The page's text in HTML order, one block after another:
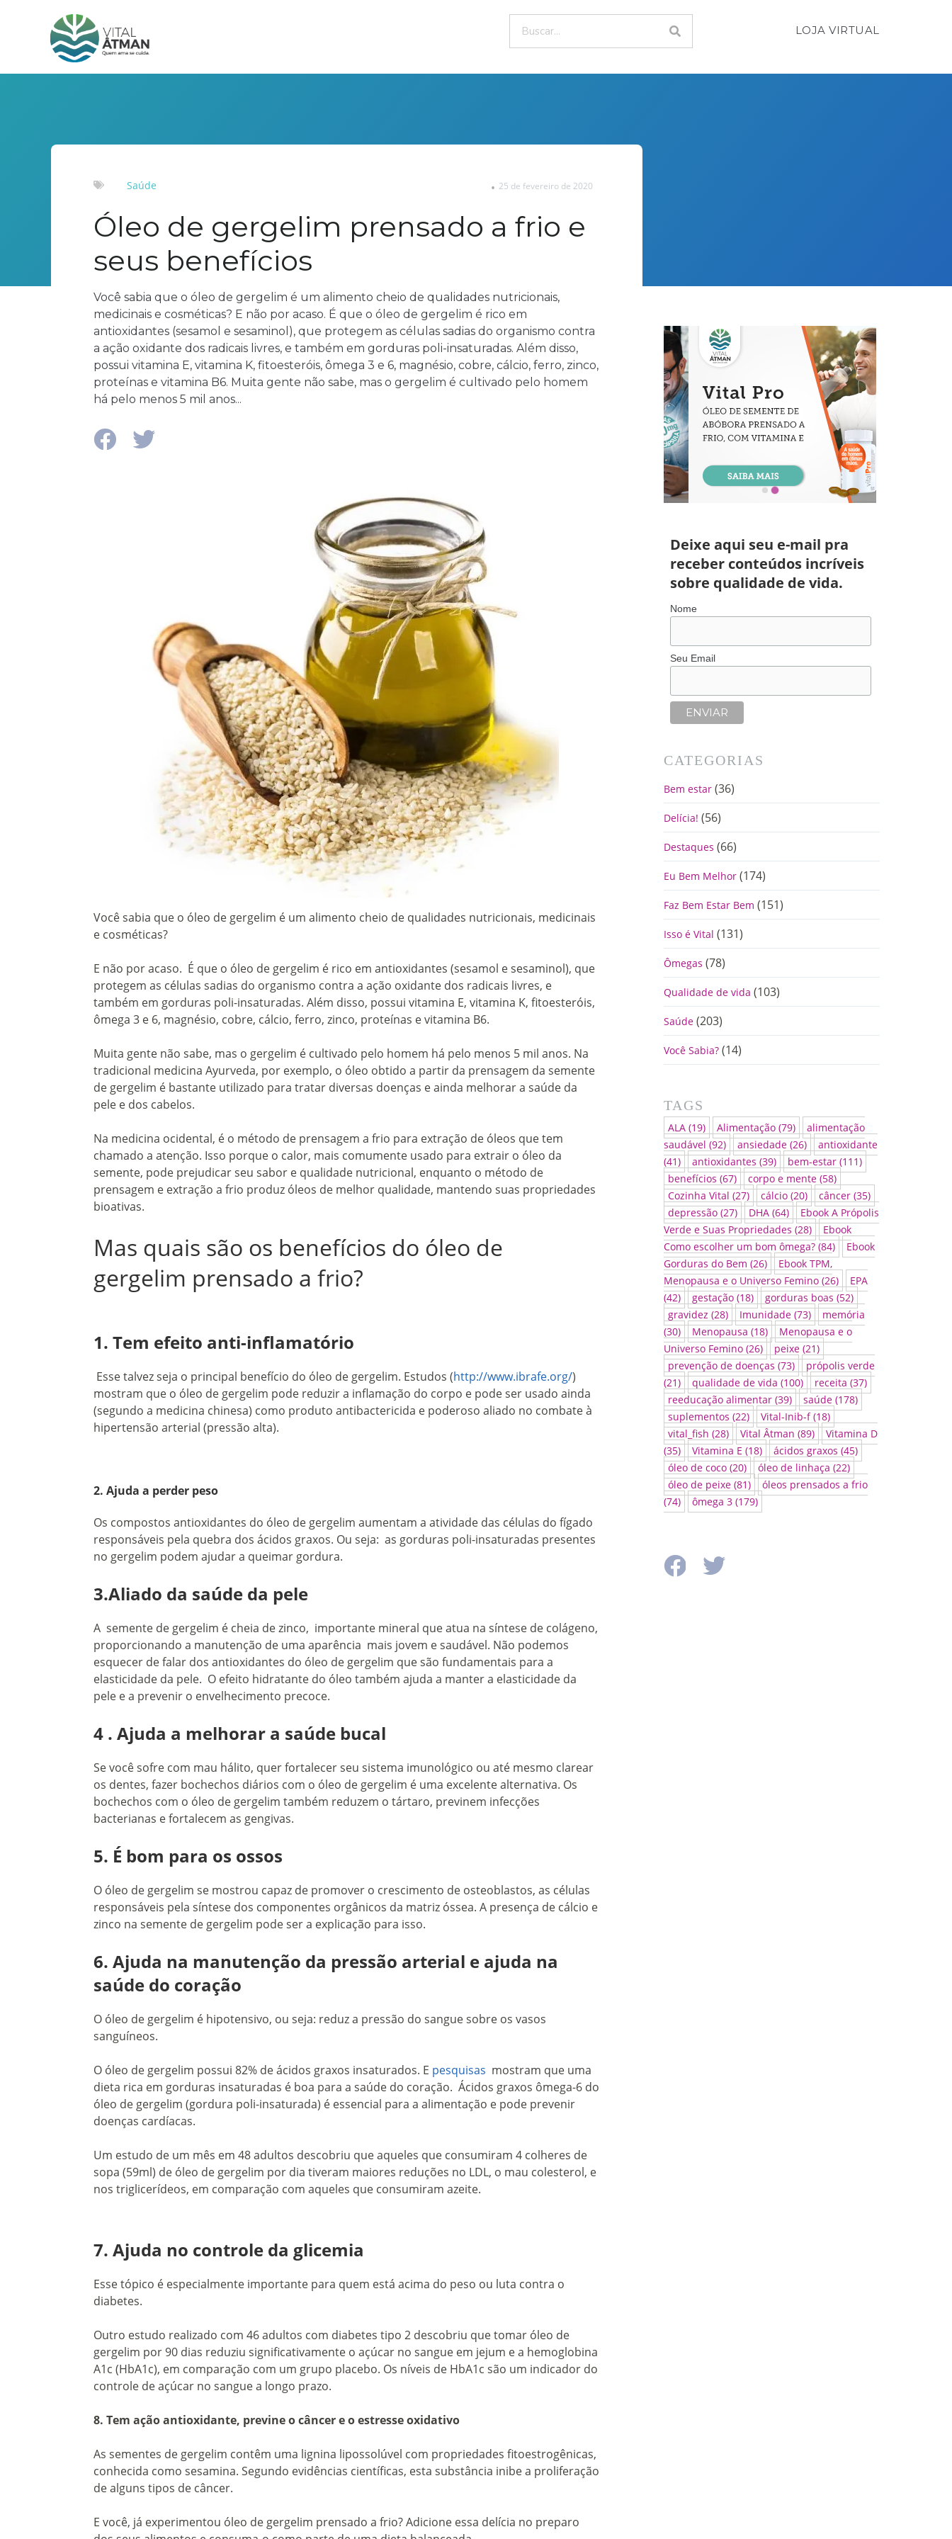
LOJA VIRTUAL
Saúde 25 de fevereiro de 2020
Óleo de gergelim prensado a frio e
seus benefícios
Você sabia que o óleo de gergelim é um alimento cheio de qualidades nutricionais,
medicinais e cosméticas? E não por acaso. É que o óleo de gergelim é rico em
antioxidantes (sesamol e sesaminol), que protegem as células sadias do organismo contra
a ação oxidante dos radicais livres, e também em gorduras poli-insaturadas. Além disso,
possui vitamina E, vitamina K, fitoesteróis, ômega 3 e 6, magnésio, cobre, cálcio, ferro, zinco,
proteínas e vitamina B6. Muita gente não sabe, mas o gergelim é cultivado pelo homem
há pelo menos 5 mil anos...
Você sabia que o óleo de gergelim é um alimento cheio de qualidades nutricionais, medicinais
e cosméticas?
E não por acaso. É que o óleo de gergelim é rico em antioxidantes (sesamol e sesaminol), que
protegem as células sadias do organismo contra a ação oxidante dos radicais livres, e
também em gorduras poli-insaturadas. Além disso, possui vitamina E, vitamina K, fitoesteróis,
ômega 3 e 6, magnésio, cobre, cálcio, ferro, zinco, proteínas e vitamina B6.
Muita gente não sabe, mas o gergelim é cultivado pelo homem há pelo menos 5 mil anos. Na
tradicional medicina Ayurveda, por exemplo, o óleo obtido a partir da prensagem da semente
de gergelim é bastante utilizado para tratar diversas doenças e ainda melhorar a saúde da
pele e dos cabelos.
Na medicina ocidental, é o método de prensagem a frio para extração de óleos que tem
chamado a atenção. Isso porque o calor, mais comumente usado para extrair o óleo da
semente, pode prejudicar seu sabor e qualidade nutricional, enquanto o método de
prensagem e extração a frio produz óleos de melhor qualidade, mantendo suas propriedades
bioativas.
Mas quais são os benefícios do óleo de
gergelim prensado a frio?
1. Tem efeito anti-inflamatório
Esse talvez seja o principal benefício do óleo de gergelim. Estudos (http://www.ibrafe.org/)
mostram que o óleo de gergelim pode reduzir a inflamação do corpo e pode ser usado ainda
(segundo a medicina chinesa) como produto antibactericida e poderoso aliado no combate à
hipertensão arterial (pressão alta).
2. Ajuda a perder peso
Os compostos antioxidantes do óleo de gergelim aumentam a atividade das células do fígado
responsáveis pela quebra dos ácidos graxos. Ou seja: as gorduras poli-insaturadas presentes
no gergelim podem ajudar a queimar gordura.
3.Aliado da saúde da pele
A semente de gergelim é cheia de zinco, importante mineral que atua na síntese de colágeno,
proporcionando a manutenção de uma aparência mais jovem e saudável. Não podemos
esquecer de falar dos antioxidantes do óleo de gergelim que são fundamentais para a
elasticidade da pele. O efeito hidratante do óleo também ajuda a manter a elasticidade da
pele e a prevenir o envelhecimento precoce.
4 . Ajuda a melhorar a saúde bucal
Se você sofre com mau hálito, quer fortalecer seu sistema imunológico ou até mesmo clarear
os dentes, fazer bochechos diários com o óleo de gergelim é uma excelente alternativa. Os
bochechos com o óleo de gergelim também reduzem o tártaro, previnem infecções
bacterianas e fortalecem as gengivas.
5. É bom para os ossos
O óleo de gergelim se mostrou capaz de promover o crescimento de osteoblastos, as células
responsáveis pela síntese dos componentes orgânicos da matriz óssea. A presença de cálcio e
zinco na semente de gergelim pode ser a explicação para isso.
6. Ajuda na manutenção da pressão arterial e ajuda na
saúde do coração
O óleo de gergelim é hipotensivo, ou seja: reduz a pressão do sangue sobre os vasos
sanguíneos.
O óleo de gergelim possui 82% de ácidos graxos insaturados. E pesquisas mostram que uma
dieta rica em gorduras insaturadas é boa para a saúde do coração. Ácidos graxos ômega-6 do
óleo de gergelim (gordura poli-insaturada) é essencial para a alimentação e pode prevenir
doenças cardíacas.
Um estudo de um mês em 48 adultos descobriu que aqueles que consumiram 4 colheres de
sopa (59ml) de óleo de gergelim por dia tiveram maiores reduções no LDL, o mau colesterol, e
nos triglicerídeos, em comparação com aqueles que consumiram azeite.
7. Ajuda no controle da glicemia
Esse tópico é especialmente importante para quem está acima do peso ou luta contra o
diabetes.
Outro estudo realizado com 46 adultos com diabetes tipo 2 descobriu que tomar óleo de
gergelim por 90 dias reduziu significativamente o açúcar no sangue em jejum e a hemoglobina
A1c (HbA1c), em comparação com um grupo placebo. Os níveis de HbA1c são um indicador do
controle de açúcar no sangue a longo prazo.
8. Tem ação antioxidante, previne o câncer e o estresse oxidativo
As sementes de gergelim contêm uma lignina lipossolúvel com propriedades fitoestrogênicas,
conhecida como sesamina. Segundo evidências científicas, esta substância inibe a proliferação
de alguns tipos de câncer.
E você, já experimentou óleo de gergelim prensado a frio? Adicione essa delícia no preparo
Deixe aqui seu e-mail pra
receber conteúdos incríveis
sobre qualidade de vida.
Nome
Seu Email
CATEGORIAS
Bem estar(36)
Delícia! (56)
Destaques (66)
Eu Bem Melhor(174)
Faz Bem Estar Bem (151)
Isso é Vital (131)
Ômegas (78)
Qualidade de vida (103)
Saúde(203)
Você Sabia?(14)
TAGS
ALA(19) Alimentação(79)
alimentação
saudável (92) ansiedade(26)
antioxidante
(41)
antioxidantes (39) bem-estar(111)
benefícios (67) corpo e mente(58)
Cozinha Vital (27) cálcio(20) câncer(35)
depressão(27) DHA(64)
Ebook A Própolis
Verde e Suas Propriedades (28)
Ebook
Como escolher um bom ômega?(84)
Ebook
Gorduras do Bem (26)
Ebook TPM,
Menopausa e o Universo Femino(26)
EPA
(42)
gestação(18) gorduras boas (52)
gravidez (28) Imunidade(73)
memória
(30)
Menopausa (18)
Menopausa e o
Universo Femino(26) peixe(21)
prevenção de doenças (73)
própolis verde
(21)
qualidade de vida (100) receita (37)
reeducação alimentar(39) saúde(178)
suplementos (22) Vital-Inib-f(18)
vital_fish (28) Vital Âtman (89)
Vitamina D
(35)
Vitamina E (18) ácidos graxos (45)
óleo de coco(20) óleo de linhaça (22)
óleo de peixe(81)
óleos prensados a frio
(74)
ômega 3(179)